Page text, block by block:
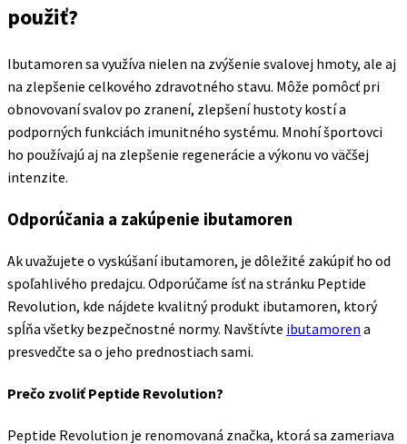
použiť?
Ibutamoren sa využíva nielen na zvýšenie svalovej hmoty, ale aj
na zlepšenie celkového zdravotného stavu. Môže pomôcť pri
obnovovaní svalov po zranení, zlepšení hustoty kostí a
podporných funkciách imunitného systému. Mnohí športovci
ho používajú aj na zlepšenie regenerácie a výkonu vo väčšej
intenzite.
Odporúčania a zakúpenie ibutamoren
Ak uvažujete o vyskúšaní ibutamoren, je dôležité zakúpiť ho od
spoľahlivého predajcu. Odporúčame ísť na stránku Peptide
Revolution, kde nájdete kvalitný produkt ibutamoren, ktorý
spĺňa všetky bezpečnostné normy. Navštívte ibutamoren a
presvedčte sa o jeho prednostiach sami.
Prečo zvoliť Peptide Revolution?
Peptide Revolution je renomovaná značka, ktorá sa zameriava